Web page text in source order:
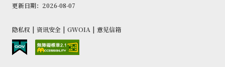
更新日期：2026-08-07
隐私权 | 资讯安全 | GWOIA | 意见信箱